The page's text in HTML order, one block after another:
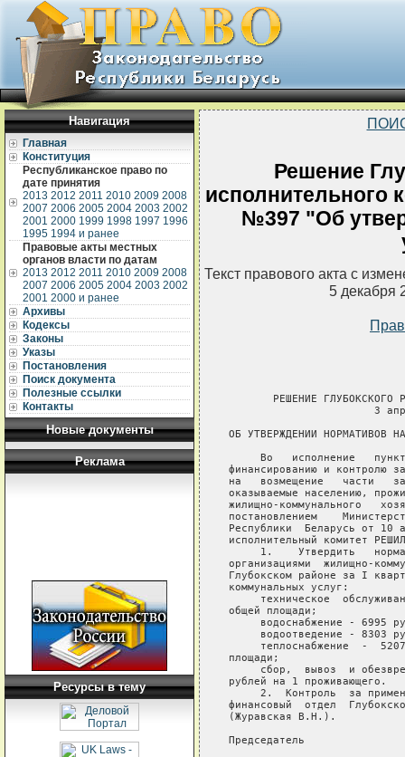
Навигация
Главная
Конституция
Республиканское право по
дате принятия
2013 2012 2011 2010 2009 2008
2007 2006 2005 2004 2003 2002
2001 2000 1999 1998 1997 1996
1995 1994 и ранее
Правовые акты местных
органов власти по датам
2013 2012 2011 2010 2009 2008
2007 2006 2005 2004 2003 2002
2001 2000 и ранее
Архивы
Кодексы
Законы
Указы
Постановления
Поиск документа
Полезные ссылки
Контакты
Новые документы
Реклама
Ресурсы в тему
Решение
исполнительного
№397 "Об
Текст правового акта с
5 декабря
РЕШЕНИЕ ГЛУБОКСКОГО
3
ОБ УТВЕРЖДЕНИИ НОРМАТИВОВ
Во   исполнение
финансированию и контролю
на   возмещение   части
оказываемые населению,
жилищно-коммунального
постановлением
Республики  Беларусь от 10
исполнительный комитет
1.    Утвердить
организациями  жилищно-
Глубокском районе за I
коммунальных услуг:
техническое
общей площади;
водоснабжение - 6995
водоотведение - 8303
теплоснабжение  -
площади;
сбор,  вывоз  и
рублей на 1 проживающего.
2.  Контроль  за
финансовый  отдел
(Журавская В.Н.).
Председатель